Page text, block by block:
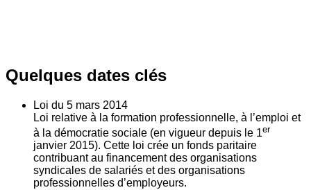
Quelques dates clés
Loi du 5 mars 2014
Loi relative à la formation professionnelle, à l’emploi et
à la démocratie sociale (en vigueur depuis le 1er
janvier 2015). Cette loi crée un fonds paritaire
contribuant au financement des organisations
syndicales de salariés et des organisations
professionnelles d’employeurs.